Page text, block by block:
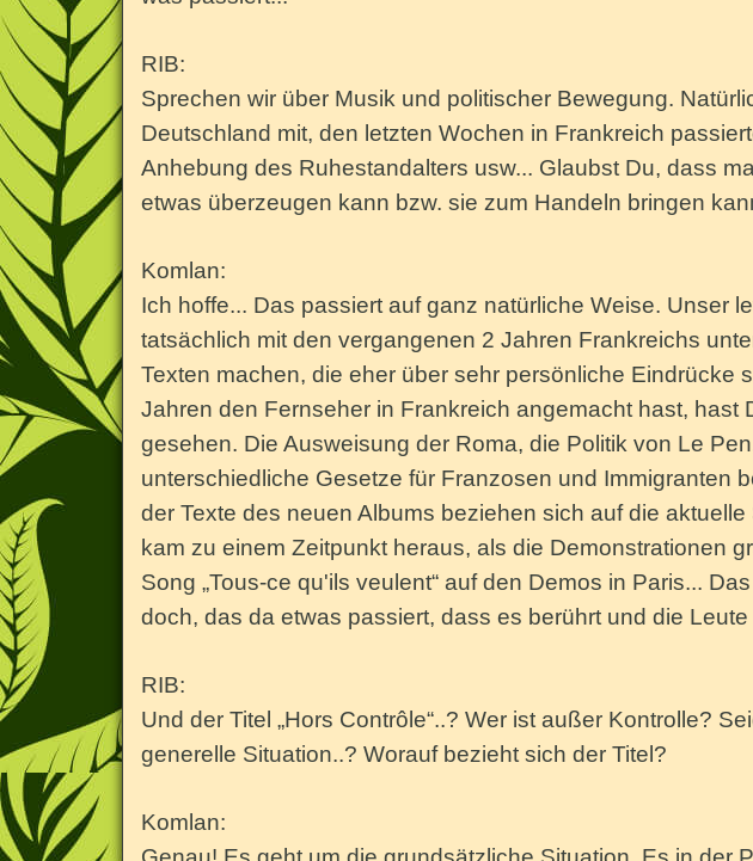
RIB:
Sprechen wir über Musik und politischer Bewegung.
Deutschland mit, den letzten Wochen in Frankreich
Anhebung des Ruhestandalters usw... Glaubst Du, dass
etwas überzeugen kann bzw. sie zum Handeln bringen
Komlan:
Ich hoffe... Das passiert auf ganz natürliche Weise. Unser
tatsächlich mit den vergangenen 2 Jahren Frankreichs
Texten machen, die eher über sehr persönliche Eindrücke
Jahren den Fernseher in Frankreich angemacht hast, hast
gesehen. Die Ausweisung der Roma, die Politik von Le
unterschiedliche Gesetze für Franzosen und Immigranten
der Texte des neuen Albums beziehen sich auf die
kam zu einem Zeitpunkt heraus, als die Demonstrationen
Song „Tous-ce qu'ils veulent“ auf den Demos in Paris...
doch, das da etwas passiert, dass es berührt und die
RIB:
Und der Titel „Hors Contrôle“..? Wer ist außer Kontrolle?
generelle Situation..? Worauf bezieht sich der Titel?
Komlan: